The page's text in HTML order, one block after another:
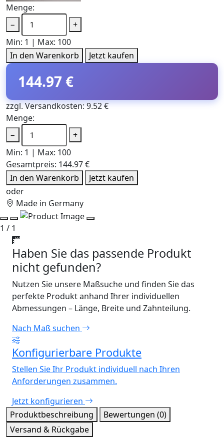
Menge:
−
+
Min: 1 | Max: 100
In den Warenkorb
Jetzt kaufen
144.97 €
zzgl. Versandkosten: 9.52 €
Menge:
−
+
Min: 1 | Max: 100
Gesamtpreis: 144.97 €
In den Warenkorb
Jetzt kaufen
oder
Made in Germany
1 / 1
Haben Sie das passende Produkt
nicht gefunden?
Nutzen Sie unsere Maßsuche und finden Sie das
perfekte Produkt anhand Ihrer individuellen
Abmessungen – Länge, Breite und Zahnteilung.
Nach Maß suchen
Konfigurierbare Produkte
Stellen Sie Ihr Produkt individuell nach Ihren
Anforderungen zusammen.
Jetzt konfigurieren
Produktbeschreibung
Bewertungen (0)
Versand & Rückgabe